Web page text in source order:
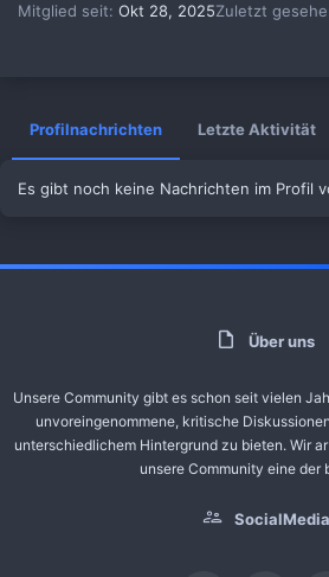
Mitglied seit Okt 28, 2025Zuletzt
Profilnachrichten Letzte Aktivität
Es gibt noch keine Nachrichten im Profil
Über uns
Unsere Community gibt es schon seit vielen
unvoreingenommene, kritische
unterschiedlichem Hintergrund zu bieten. Wir
unsere Community eine der
SocialMedia